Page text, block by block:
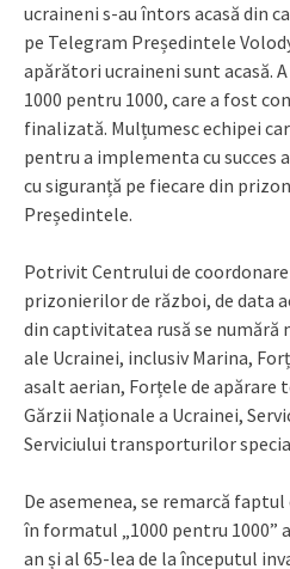
ucraineni s-au întors acasă din
pe Telegram Președintele
apărători ucraineni sunt acasă.
1000 pentru 1000, care a fost
finalizată. Mulțumesc echipei
pentru a implementa cu succes
cu siguranță pe fiecare din
Președintele.
Potrivit Centrului de
prizonierilor de război, de data
din captivitatea rusă se
ale Ucrainei, inclusiv Marina,
asalt aerian, Forțele de apărare
Gărzii Naționale a Ucrainei,
Serviciului transporturilor
De asemenea, se remarcă
în formatul „1000 pentru 1000”
an și al 65-lea de la începutul